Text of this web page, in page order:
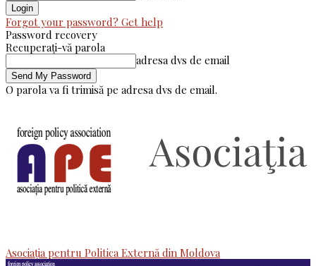
Forgot your password? Get help
Password recovery
Recuperați-vă parola
adresa dvs de email
O parola va fi trimisă pe adresa dvs de email.
Asociaţia pentru Politica Externă din Moldova